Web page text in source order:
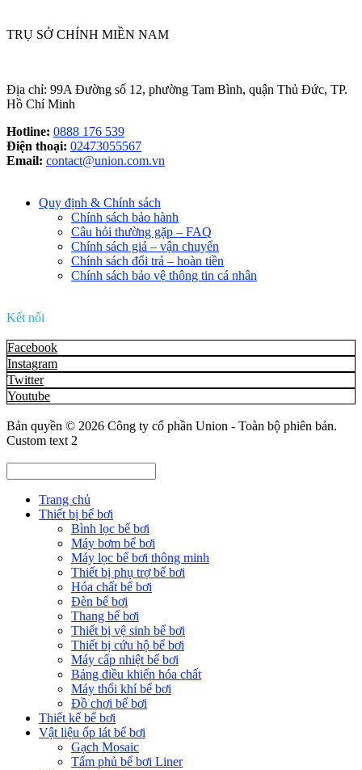
TRỤ SỞ CHÍNH MIỀN NAM
Địa chỉ: 99A Đường số 12, phường Tam Bình, quận Thủ Đức, TP.
Hồ Chí Minh
Hotline: 0888 176 539
Điện thoại: 02473055567
Email: contact@union.com.vn
Quy định & Chính sách
Chính sách bảo hành
Câu hỏi thường gặp – FAQ
Chính sách giá – vận chuyển
Chính sách đổi trả – hoàn tiền
Chính sách bảo vệ thông tin cá nhân
Kết nối
Facebook
Instagram
Twitter
Youtube
Bản quyền © 2026 Công ty cổ phần Union - Toàn bộ phiên bản.
Custom text 2
Trang chủ
Thiết bị bể bơi
Bình lọc bể bơi
Máy bơm bể bơi
Máy lọc bể bơi thông minh
Thiết bị phụ trợ bể bơi
Hóa chất bể bơi
Đèn bể bơi
Thang bể bơi
Thiết bị vệ sinh bể bơi
Thiết bị cứu hộ bể bơi
Máy cấp nhiệt bể bơi
Bảng điều khiển hóa chất
Máy thổi khí bể bơi
Đồ chơi bể bơi
Thiết kế bể bơi
Vật liệu ốp lát bể bơi
Gạch Mosaic
Tấm phủ bể bơi Liner